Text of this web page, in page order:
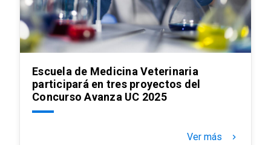
Escuela de Medicina Veterinaria
participará en tres proyectos del
Concurso Avanza UC 2025
Ver más keyboard_arrow_right